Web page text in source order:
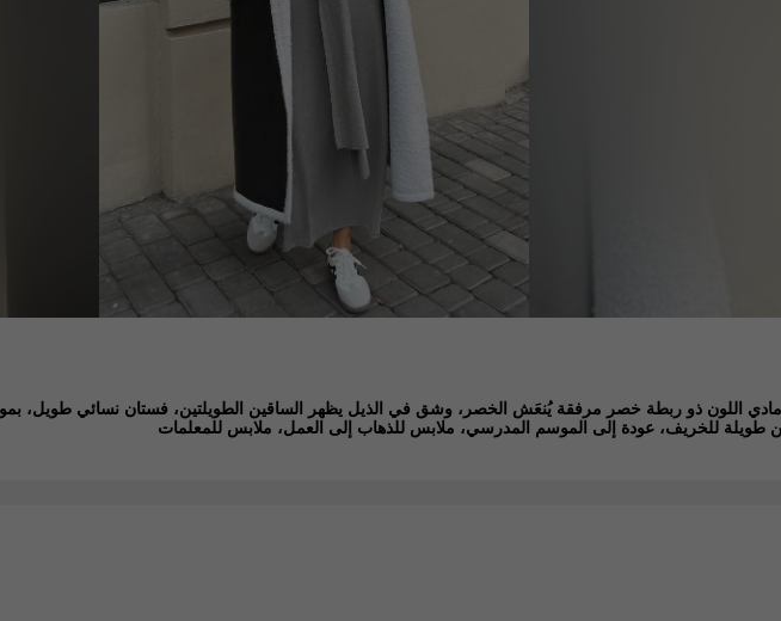
للخريف، عودة إلى الموسم المدرسي، ملابس للذهاب إلى العمل، ملابس للمعلمات